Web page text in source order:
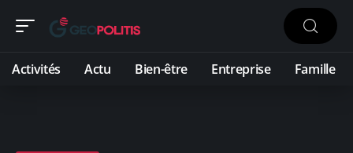
Activités Actu Bien-être Entreprise Famille